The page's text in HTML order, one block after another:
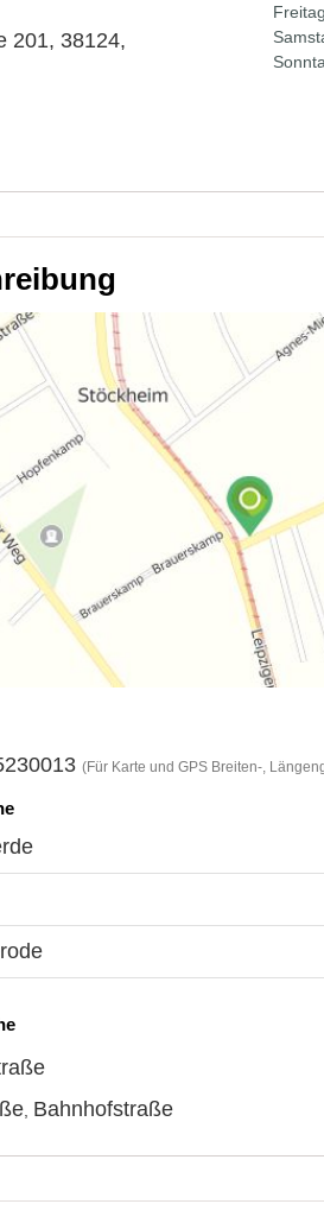
201, 38124,
(Für Karte und GPS Breiten-,
Bahnhofstraße